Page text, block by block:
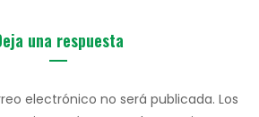
una respuesta
electrónico no será publicada. Los